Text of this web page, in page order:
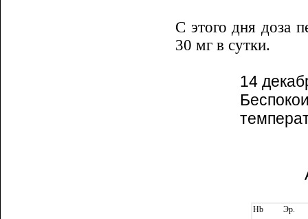
С этого дня доза
30 мг в сутки.
14
Hb Эр.